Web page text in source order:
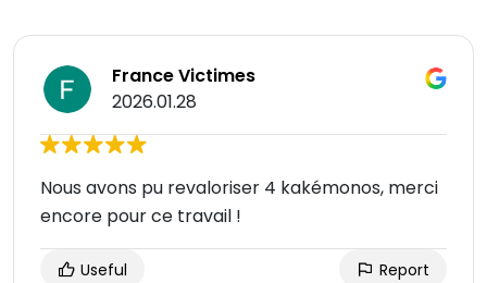
France Victimes
2026.01.28
Nous avons pu revaloriser 4 kakémonos, merci
encore pour ce travail !
Useful Report